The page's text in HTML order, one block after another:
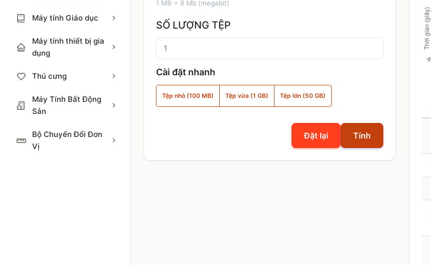
Máy tính Giáo dục
Máy tính thiết bị gia
dụng
Thú cưng
Máy Tính Bất Động
Sản
Bộ Chuyển Đổi Đơn
Vị
1 MB = 8 Mb (megabit)
SỐ LƯỢNG TỆP
Cài đặt nhanh
Tệp nhỏ (100 MB) Tệp vừa (1 GB) Tệp lớn (50 GB)
Đặt lại Tính